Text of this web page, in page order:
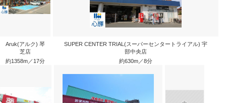
Aruk(アルク) 琴
芝店
約1358m／17分
SUPER CENTER TRIAL(スーパーセンタートライアル) 宇
部中央店
約630m／8分